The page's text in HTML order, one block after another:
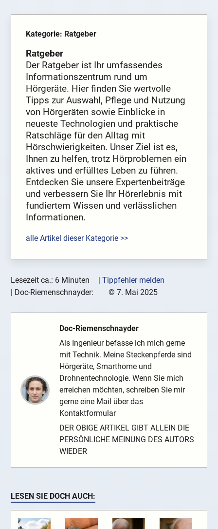
Kategorie: Ratgeber
Ratgeber
Der Ratgeber ist Ihr umfassendes
Informationszentrum rund um
Hörgeräte. Hier finden Sie wertvolle
Tipps zur Auswahl, Pflege und Nutzung
von Hörgeräten sowie Einblicke in
neueste Technologien und praktische
Ratschläge für den Alltag mit
Hörschwierigkeiten. Unser Ziel ist es,
Ihnen zu helfen, trotz Hörproblemen ein
aktives und erfülltes Leben zu führen.
Entdecken Sie unsere Expertenbeiträge
und verbessern Sie Ihr Hörerlebnis mit
fundiertem Wissen und verlässlichen
Informationen.
alle Artikel dieser Kategorie >>
Lesezeit ca.: 6 Minuten
| Tippfehler melden
Doc-Riemenschnayder: © 7. Mai 2025
Doc-Riemenschnayder
Als Ingenieur befasse ich mich gerne
mit Technik. Meine Steckenpferde sind
Hörgeräte, Smarthome und
Drohnentechnologie. Wenn Sie mich
erreichen möchten, schreiben Sie mir
gerne eine Mail über das
Kontaktformular
DER OBIGE ARTIKEL GIBT ALLEIN DIE
PERSÖNLICHE MEINUNG DES AUTORS
WIEDER
LESEN SIE DOCH AUCH: